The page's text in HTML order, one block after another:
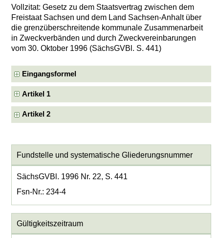
Vollzitat: Gesetz zu dem Staatsvertrag zwischen dem
Freistaat Sachsen und dem Land Sachsen-Anhalt über
die grenzüberschreitende kommunale Zusammenarbeit
in Zweckverbänden und durch Zweckvereinbarungen
vom 30. Oktober 1996 (SächsGVBl. S. 441)
Eingangsformel
Artikel 1
Artikel 2
Fundstelle und systematische Gliederungsnummer
SächsGVBl. 1996 Nr. 22, S. 441
Fsn-Nr.: 234-4
Gültigkeitszeitraum